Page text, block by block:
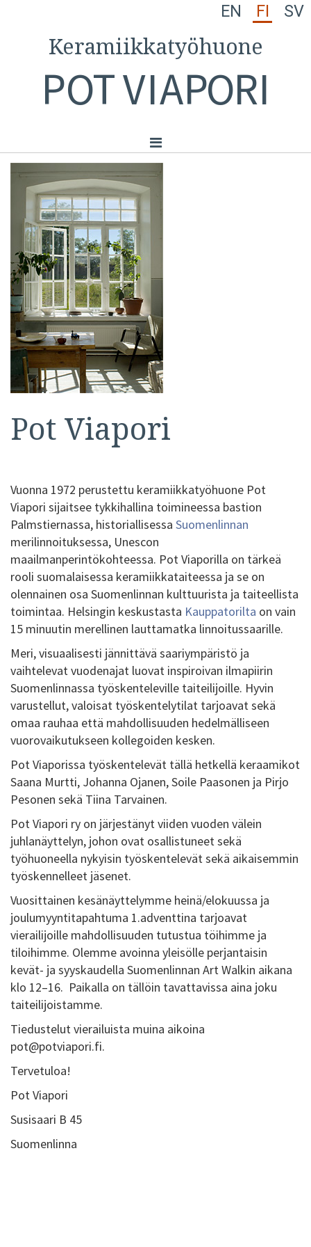
EN FI SV
Keramiikkatyöhuone
POTVIAPORI
Pot Viapori
Vuonna 1972 perustettu keramiikkatyöhuone Pot
Viapori sijaitsee tykkihallina toimineessa bastion
Palmstiernassa, historiallisessa Suomenlinnan
merilinnoituksessa, Unescon
maailmanperintökohteessa. Pot Viaporilla on tärkeä
rooli suomalaisessa keramiikkataiteessa ja se on
olennainen osa Suomenlinnan kulttuurista ja taiteellista
toimintaa. Helsingin keskustasta Kauppatorilta on vain
15 minuutin merellinen lauttamatka linnoitussaarille.
Meri, visuaalisesti jännittävä saariympäristö ja
vaihtelevat vuodenajat luovat inspiroivan ilmapiirin
Suomenlinnassa työskenteleville taiteilijoille. Hyvin
varustellut, valoisat työskentelytilat tarjoavat sekä
omaa rauhaa että mahdollisuuden hedelmälliseen
vuorovaikutukseen kollegoiden kesken.
Pot Viaporissa työskentelevät tällä hetkellä keraamikot
Saana Murtti, Johanna Ojanen, Soile Paasonen ja Pirjo
Pesonen sekä Tiina Tarvainen.
Pot Viapori ry on järjestänyt viiden vuoden välein
juhlanäyttelyn, johon ovat osallistuneet sekä
työhuoneella nykyisin työskentelevät sekä aikaisemmin
työskennelleet jäsenet.
Vuosittainen kesänäyttelymme heinä/elokuussa ja
joulumyyntitapahtuma 1.adventtina tarjoavat
vierailijoille mahdollisuuden tutustua töihimme ja
tiloihimme. Olemme avoinna yleisölle perjantaisin
kevät- ja syyskaudella Suomenlinnan Art Walkin aikana
klo 12–16. Paikalla on tällöin tavattavissa aina joku
taiteilijoistamme.
Tiedustelut vierailuista muina aikoina
pot@potviapori.fi.
Tervetuloa!
Pot Viapori
Susisaari B 45
Suomenlinna